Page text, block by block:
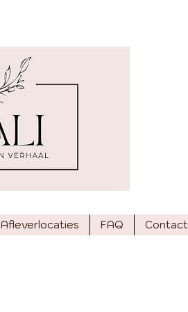
Afleverlocaties FAQ Contact